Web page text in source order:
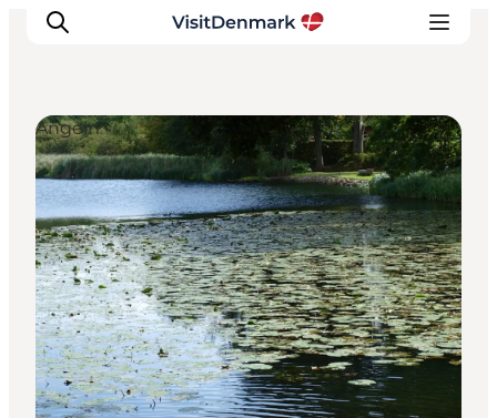
Inspiration
Regionen
Erlebnisse
Unterkünfte
Reiseplanung
Angeln